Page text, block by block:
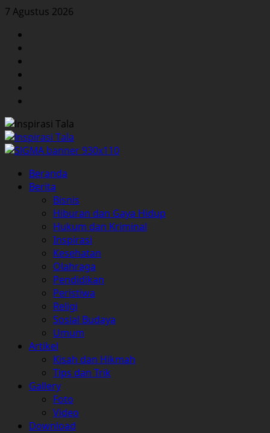
Skip
content
7 Agustus 2026
Primary
Menu
Beranda
Berita
Bisnis
Hiburan dan Gaya Hidup
Hukum dan Kriminal
Inspirasi
Kesehatan
Olahraga
Pendidikan
Peristiwa
Religi
Sosial Budaya
Umum
Artikel
Kisah dan Hikmah
Tips dan Trik
Gallery
Foto
Video
Download